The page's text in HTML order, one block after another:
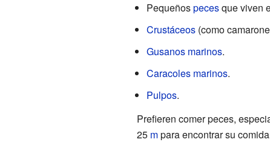
Pequeñospecesque viven
Crustáceos(como
Gusanos marinos.
Caracoles marinos.
Pulpos.
Prefieren comer peces,
25 mpara encontrar su